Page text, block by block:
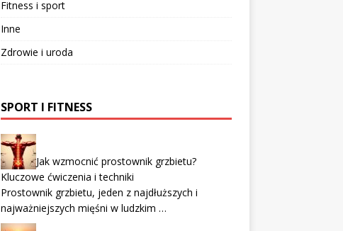
Fitness i sport
Inne
Zdrowie i uroda
SPORT I FITNESS
Jak wzmocnić prostownik grzbietu?
Kluczowe ćwiczenia i techniki
Prostownik grzbietu, jeden z najdłuższych i
najważniejszych mięśni w ludzkim …